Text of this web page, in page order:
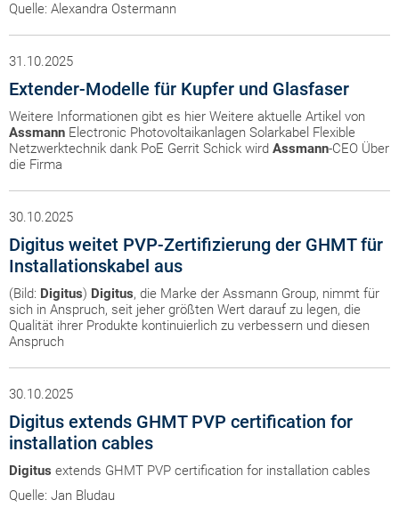
Quelle: Alexandra Ostermann
31.10.2025
Extender-Modelle für Kupfer und Glasfaser
Weitere Informationen gibt es hier Weitere aktuelle Artikel von
Assmann Electronic Photovoltaikanlagen Solarkabel Flexible
Netzwerktechnik dank PoE Gerrit Schick wird Assmann-CEO Über
die Firma
30.10.2025
Digitus weitet PVP-Zertifizierung der GHMT für
Installationskabel aus
(Bild: Digitus) Digitus, die Marke der Assmann Group, nimmt für
sich in Anspruch, seit jeher größten Wert darauf zu legen, die
Qualität ihrer Produkte kontinuierlich zu verbessern und diesen
Anspruch
30.10.2025
Digitus extends GHMT PVP certification for
installation cables
Digitus extends GHMT PVP certification for installation cables
Quelle: Jan Bludau